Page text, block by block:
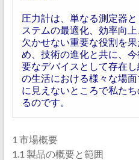
圧力計は、単なる測定器
ステムの最適化、効率向
欠かせない重要な役割を
め、技術の進化と共に、
要なデバイスとして存在
の生活における様々な場
に見えないところで私た
るのです。
1 市場概要
1.1 製品の概要と範囲